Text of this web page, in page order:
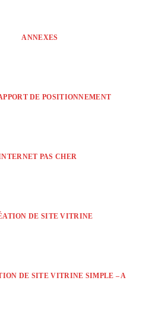
ANNEXES
DE POSITIONNEMENT
PAS CHER
DE SITE VITRINE
DE SITE VITRINE SIMPLE – A